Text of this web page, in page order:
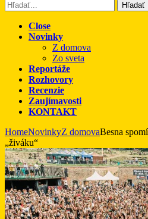
Hľadať
Close
Novinky
Z domova
Zo sveta
Reportáže
Rozhovory
Recenzie
Zaujímavosti
KONTAKT
HomeNovinkyZ domovaBesna
„živáku“